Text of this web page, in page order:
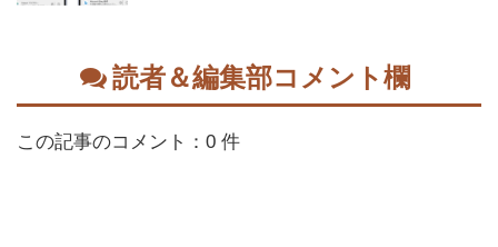
読者＆編集部コメント欄
この記事のコメント：0 件